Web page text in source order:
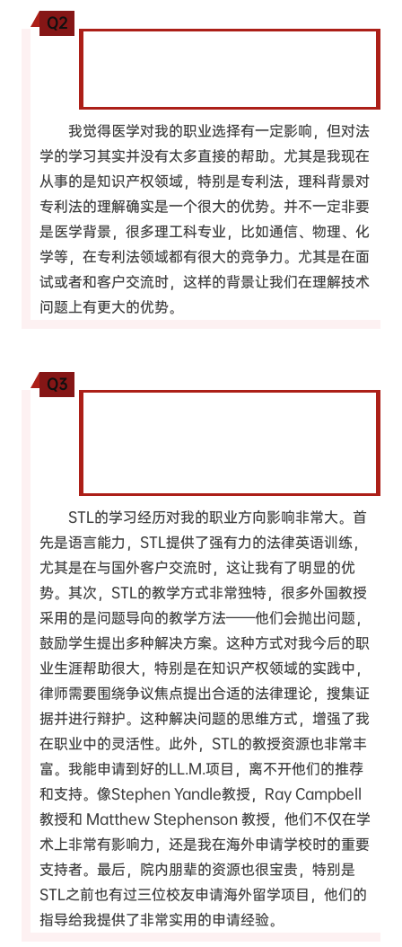
Q2
我觉得医学对我的职业选择有一定影响，但对法
学的学习其实并没有太多直接的帮助。尤其是我现在
从事的是知识产权领域，特别是专利法，理科背景对
专利法的理解确实是一个很大的优势。并不一定非要
是医学背景，很多理工科专业，比如通信、物理、化
学等，在专利法领域都有很大的竞争力。尤其是在面
试或者和客户交流时，这样的背景让我们在理解技术
问题上有更大的优势。
Q3
STL的学习经历对我的职业方向影响非常大。首
先是语言能力，STL提供了强有力的法律英语训练，
尤其是在与国外客户交流时，这让我有了明显的优
势。其次，STL的教学方式非常独特，很多外国教授
采用的是问题导向的教学方法——他们会抛出问题，
鼓励学生提出多种解决方案。这种方式对我今后的职
业生涯帮助很大，特别是在知识产权领域的实践中，
律师需要围绕争议焦点提出合适的法律理论，搜集证
据并进行辩护。这种解决问题的思维方式，增强了我
在职业中的灵活性。此外，STL的教授资源也非常丰
富。我能申请到好的LL.M.项目，离不开他们的推荐
和支持。像Stephen Yandle教授，Ray Campbell
教授和 Matthew Stephenson 教授，他们不仅在学
术上非常有影响力，还是我在海外申请学校时的重要
支持者。最后，院内朋辈的资源也很宝贵，特别是
STL之前也有过三位校友申请海外留学项目，他们的
指导给我提供了非常实用的申请经验。